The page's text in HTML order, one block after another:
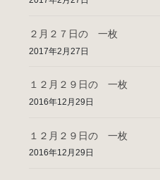
２月２７日の 一枚
2017年2月27日
１２月２９日の 一枚
2016年12月29日
１２月２９日の 一枚
2016年12月29日